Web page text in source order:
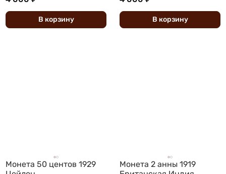
В корзину В корзину
Монета 50 центов 1929
Монета 2 анны 1919